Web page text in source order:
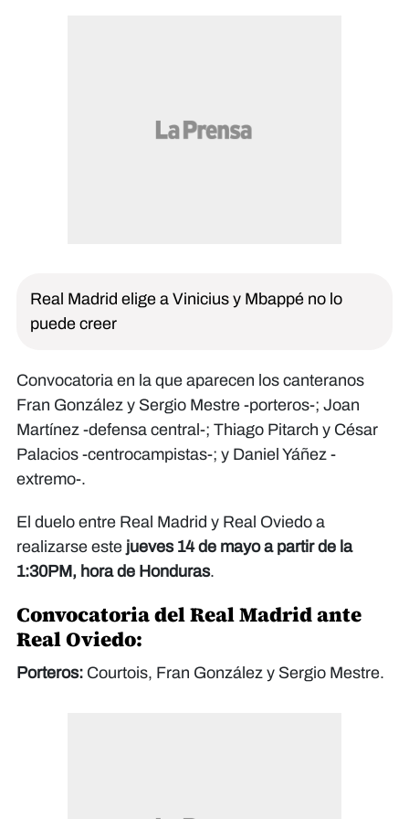
Real Madrid elige a Vinicius y Mbappé no lo
puede creer
Convocatoria en la que aparecen los canteranos
Fran González y Sergio Mestre -porteros-; Joan
Martínez -defensa central-; Thiago Pitarch y César
Palacios -centrocampistas-; y Daniel Yáñez -
extremo-.
El duelo entre Real Madrid y Real Oviedo a
realizarse este jueves 14 de mayo a partir de la
1:30PM, hora de Honduras.
Convocatoria del Real Madrid ante
Real Oviedo:
Porteros: Courtois, Fran González y Sergio Mestre.